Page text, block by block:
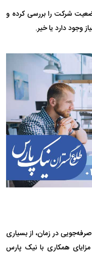
شرکت را بررسی کرده و
وجود دارد یا خیر.
در زمان، از بسیاری
مزایای همکاری با نیک پارس